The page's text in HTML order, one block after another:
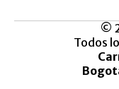
©
Todos